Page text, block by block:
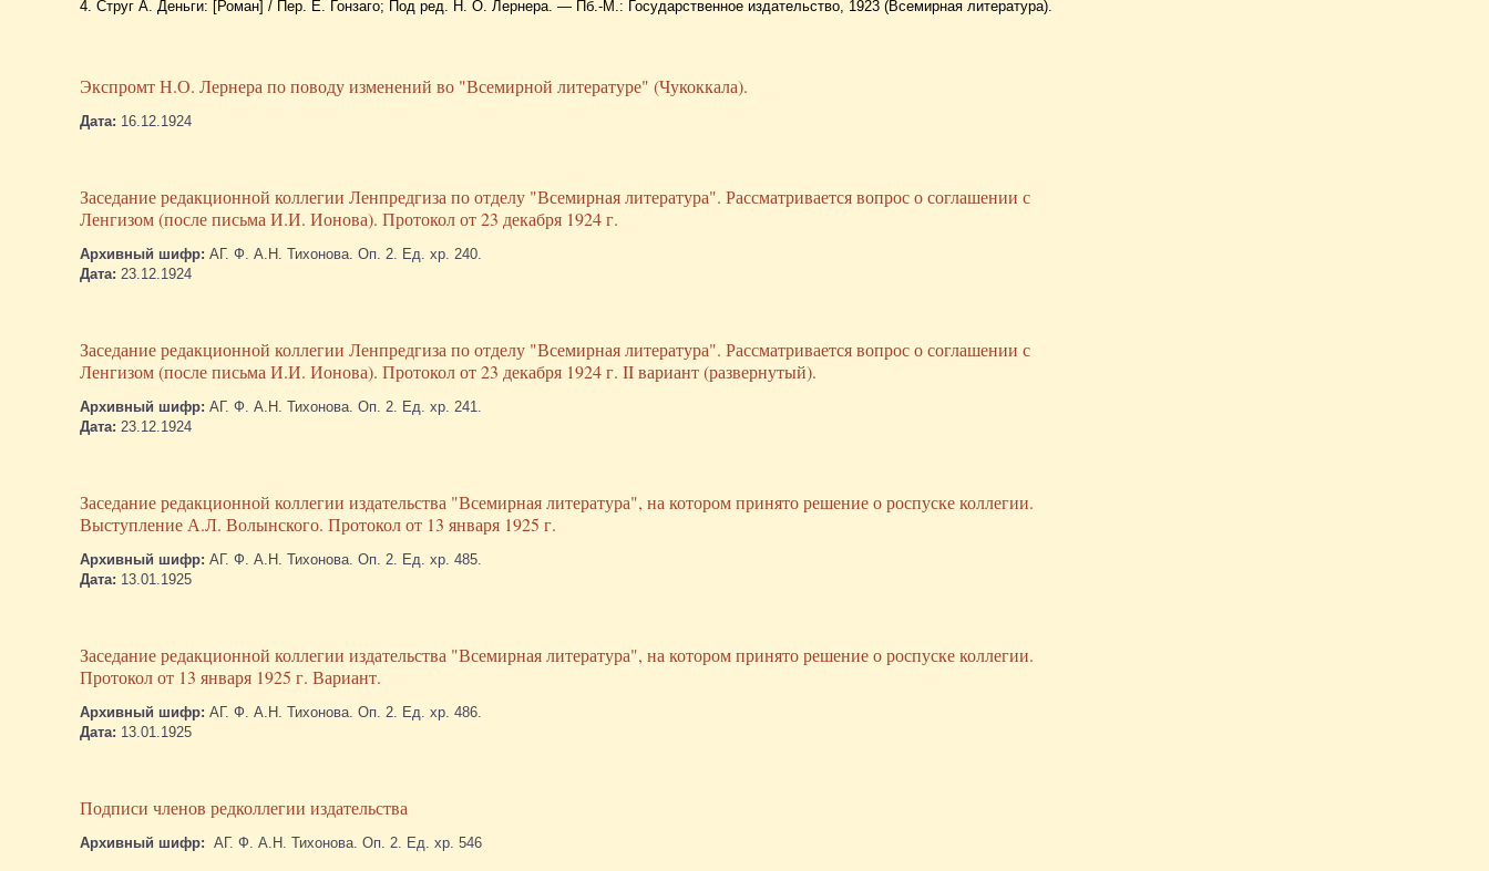
4. Струг А. Деньги: [Роман] / Пер. Е. Гонзаго; Под ред. Н. О. Лернера. — Пб.-М.: Государственное издательство, 1923 (Всемирная литература).
Экспромт Н.О. Лернера по поводу изменений во "Всемирной литературе" (Чукоккала).
Дата: 16.12.1924
Заседание редакционной коллегии Ленпредгиза по отделу "Всемирная литература". Рассматривается вопрос о соглашении с
Ленгизом (после письма И.И. Ионова). Протокол от 23 декабря 1924 г.
Архивный шифр: АГ. Ф. А.Н. Тихонова. Оп. 2. Ед. хр. 240.
Дата: 23.12.1924
Заседание редакционной коллегии Ленпредгиза по отделу "Всемирная литература". Рассматривается вопрос о соглашении с
Ленгизом (после письма И.И. Ионова). Протокол от 23 декабря 1924 г. II вариант (развернутый).
Архивный шифр: АГ. Ф. А.Н. Тихонова. Оп. 2. Ед. хр. 241.
Дата: 23.12.1924
Заседание редакционной коллегии издательства "Всемирная литература", на котором принято решение о роспуске коллегии.
Выступление А.Л. Волынского. Протокол от 13 января 1925 г.
Архивный шифр: АГ. Ф. А.Н. Тихонова. Оп. 2. Ед. хр. 485.
Дата: 13.01.1925
Заседание редакционной коллегии издательства "Всемирная литература", на котором принято решение о роспуске коллегии.
Протокол от 13 января 1925 г. Вариант.
Архивный шифр: АГ. Ф. А.Н. Тихонова. Оп. 2. Ед. хр. 486.
Дата: 13.01.1925
Подписи членов редколлегии издательства
Архивный шифр: АГ. Ф. А.Н. Тихонова. Оп. 2. Ед. хр. 546